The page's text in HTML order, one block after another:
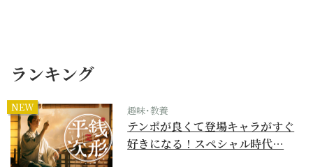
ランキング
NEW 趣味･教養
テンポが良くて登場キャラがすぐ
好きになる！スペシャル時代…